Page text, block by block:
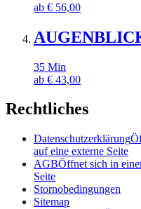
ab € 56,00
35 Min
ab € 43,00
Rechtliches
Datenschutzerklärung
auf eine externe Seite
AGBÖffnet sich in
Seite
Stornobedingungen
Sitemap